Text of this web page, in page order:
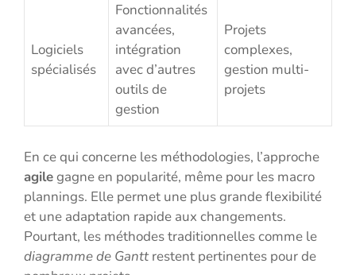
Logiciels
spécialisés
Fonctionnalités
avancées,
intégration
avec d’autres
outils de
gestion
Projets
complexes,
gestion multi-
projets
En ce qui concerne les méthodologies, l’approche
agilegagne en popularité, même pour les macro
plannings. Elle permet une plus grande flexibilité
et une adaptation rapide aux changements.
Pourtant, les méthodes traditionnelles comme le
diagramme de Ganttrestent pertinentes pour de